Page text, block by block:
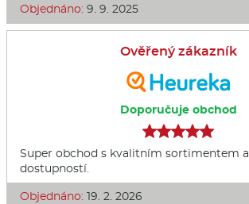
Objednáno: 9. 9. 2025
Ověřený zákazník
Doporučuje obchod
Super obchod s kvalitním sortimentem
dostupností.
Objednáno: 19. 2. 2026